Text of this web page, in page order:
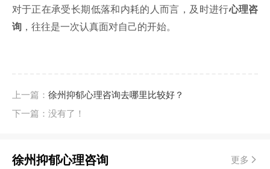
对于正在承受长期低落和内耗的人而言，及时进行心理咨
询，往往是一次认真面对自己的开始。
上一篇： 徐州抑郁心理咨询去哪里比较好？
下一篇：没有了！
徐州抑郁心理咨询 更多